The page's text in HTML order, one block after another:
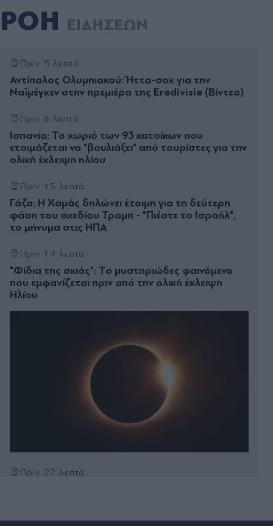
ΡΟΗ ΕΙΔΗΣΕΩΝ
Πριν 5 λεπτά
Αντίπαλος Ολυμπιακού: Ήττα-σοκ για την
Ναϊμέγκεν στην πρεμιέρα της Eredivisie (Βίντεο)
Πριν 6 λεπτά
Ισπανία: Το χωριό των 93 κατοίκων που
ετοιμάζεται να "βουλιάξει" από τουρίστες για την
ολική έκλειψη ηλίου
Πριν 15 λεπτά
Γάζα: Η Χαμάς δηλώνει έτοιμη για τη δεύτερη
φάση του σχεδίου Τραμπ - "Πιέστε το Ισραήλ",
το μήνυμα στις ΗΠΑ
Πριν 19 λεπτά
"Φίδια της σκιάς": Το μυστηριώδες φαινόμενο
που εμφανίζεται πριν από την ολική έκλειψη
Ηλίου
Πριν 27 λεπτά